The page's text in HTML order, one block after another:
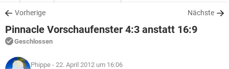
WINDOWS 10
WHATSAPP TIKTOK
FACEBOOK
SPIELE
WINDOWS 10
WHATSAPP
DOWNLOADS
SPIELE STREAMING
ANDROID
WINDOWS 10 INSTAGRAM
FORUM
SPIELE
LEXIKON
Vorherige Nächste
Pinnacle Vorschaufenster 4:3 anstatt 16:9
Geschlossen
Phippe - 22. April 2012 um 16:06